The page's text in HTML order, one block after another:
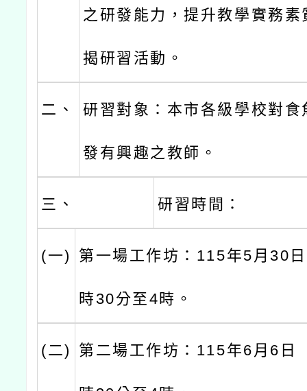
之研發能力，提升教學實務
揭研習活動。
二、 研習對象：本市各級學校對食
發有興趣之教師。
三、 研習時間：
(一) 第一場工作坊：115年5月30
時30分至4時。
(二) 第二場工作坊：115年6月6日